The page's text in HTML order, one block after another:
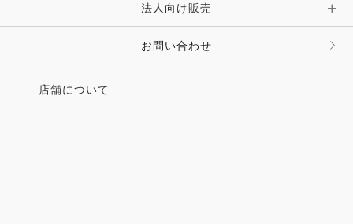
その他 ファッション雑貨法人向け販売
お問い合わせ
店舗について